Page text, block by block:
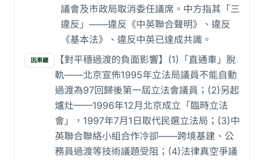
議會及市政局取消委任議席。中方指其「三
違反」——違反《中英聯合聲明》、違反
《基本法》、違反中英已達成共識。
因果鏈
【對平穩過渡的負面影響】(1)「直通車」脫
軌——北京宣佈1995年立法局議員不能自動
過渡為97回歸後第一屆立法會議員；(2)另起
爐灶——1996年12月北京成立「臨時立法
會」，1997年7月1日取代民選立法局；(3)中
英聯合聯絡小組合作冷卻——跨境基建、公
務員過渡等技術議題受阻；(4)法律真空爭議